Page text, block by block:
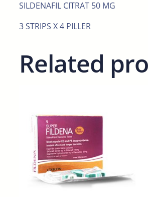
SILDENAFIL CITRAT 50 MG
3 STRIPS X 4 PILLER
Related